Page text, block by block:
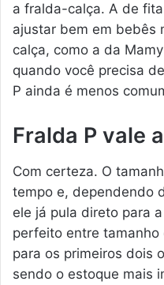
a fralda-calça. A de
ajustar bem em bebês
calça, como a da
quando você precisa
P ainda é menos
Fralda P vale
Com certeza. O
tempo e, dependendo
ele já pula direto para
perfeito entre
para os primeiros dois
sendo o estoque mais